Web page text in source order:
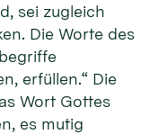
sei zugleich
Die Worte des
erfüllen.“ Die
Wort Gottes
es mutig